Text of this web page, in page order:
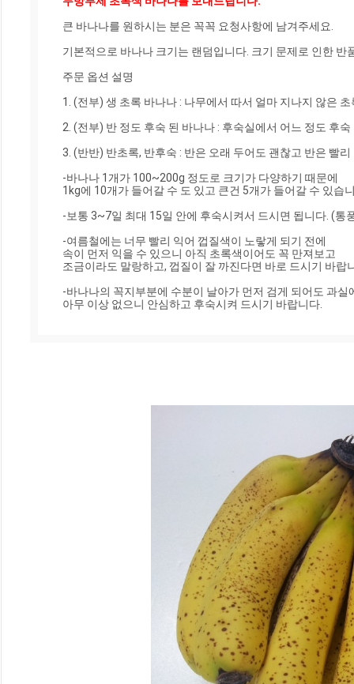
큰 바나나를 원하시는 분은 꼭꼭 요청사항에 남겨주세요.
기본적으로 바나나 크기는 랜덤입니다. 크기 문제로 인한 반
주문 옵션 설명
1. (전부) 생 초록 바나나 : 나무에서 따서 얼마 지나지 않은
2. (전부) 반 정도 후숙 된 바나나 : 후숙실에서 어느 정도 후
3. (반반) 반초록, 반후숙 : 반은 오래 두어도 괜찮고 반은 빨
-바나나 1개가 100~200g 정도로 크기가 다양하기 때문에
1kg에 10개가 들어갈 수 도 있고 큰건 5개가 들어갈 수 있습
-보통 3~7일 최대 15일 안에 후숙시켜서 드시면 됩니다. (통
-여름철에는 너무 빨리 익어 껍질색이 노랗게 되기 전에
속이 먼저 익을 수 있으니 아직 초록색이어도 꼭 만져보고
조금이라도 말랑하고, 껍질이 잘 까진다면 바로 드시기 바랍
-바나나의 꼭지부분에 수분이 날아가 먼저 검게 되어도 과실
아무 이상 없으니 안심하고 후숙시켜 드시기 바랍니다.